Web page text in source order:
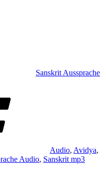
Sanskrit Aussprache
Audio, Avidya,
Audio, Sanskrit mp3